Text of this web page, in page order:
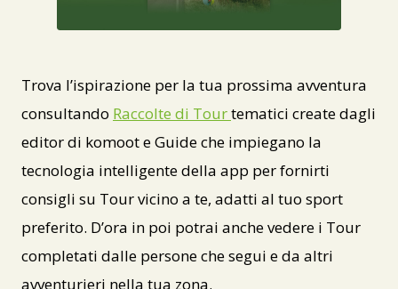
Trova l’ispirazione per la tua prossima avventura
consultando Raccolte di Tourtematici create dagli
editor di komoot e Guide che impiegano la
tecnologia intelligente della app per fornirti
consigli su Tour vicino a te, adatti al tuo sport
preferito. D’ora in poi potrai anche vedere i Tour
completati dalle persone che segui e da altri
avventurieri nella tua zona.